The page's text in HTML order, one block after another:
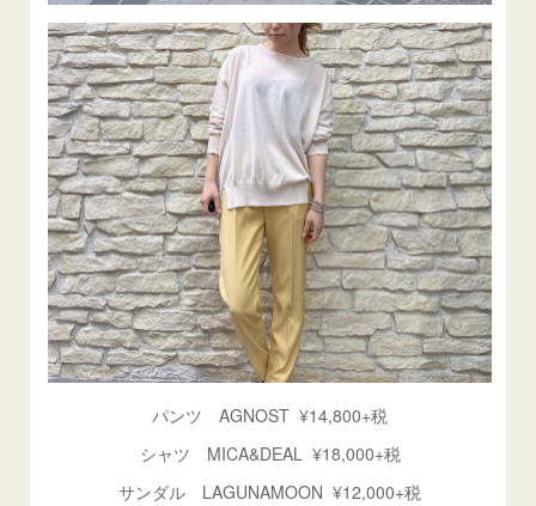
パンツ AGNOST ¥14,800+税
シャツ MICA&DEAL ¥18,000+税
サンダル LAGUNAMOON ¥12,000+税